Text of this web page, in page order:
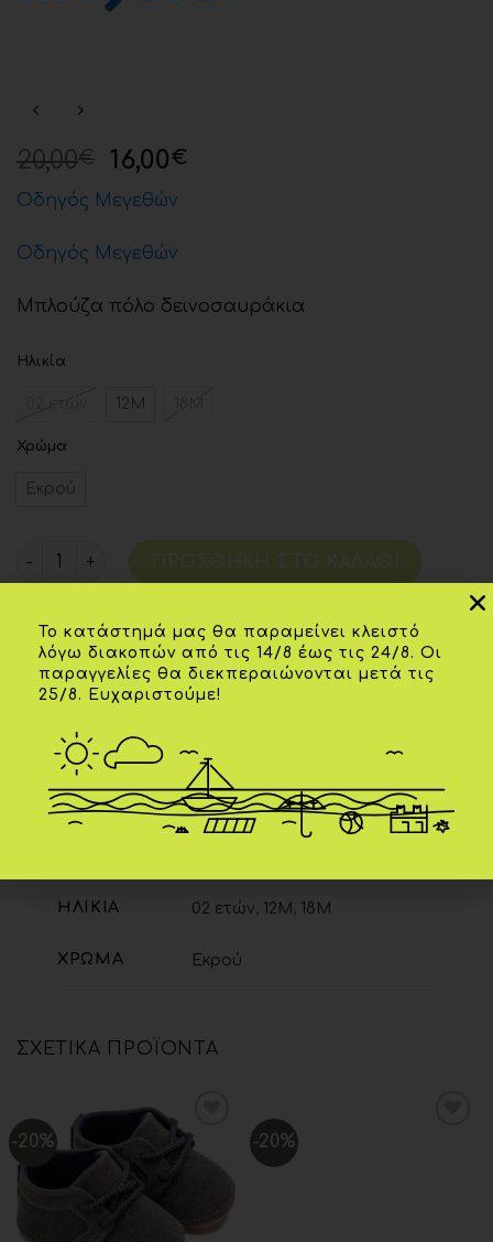
20,00€ 16,00€
Οδηγός Μεγεθών
Οδηγός Μεγεθών
Μπλούζα πόλο δεινοσαυράκια
Ηλικία
02 ετών 12Μ 18Μ
Χρώμα
Εκρού
Κωδικός προϊόντος:01109/34082
Επιπλέον πληροφορίες
ΗΛΙΚΊΑ 02 ετών, 12Μ , 18Μ
ΧΡΏΜΑ Εκρού
ΣΧΕΤΙΚΆ ΠΡΟΪΌΝΤΑ
-20%
Add to
wishlist
-20%
Το κατάστημά μας θα παραμείνει κλειστό
λόγω διακοπών από τις 14/8 έως τις 24/8. Οι
παραγγελίες θα διεκπεραιώνονται μετά τις
25/8. Ευχαριστούμε!